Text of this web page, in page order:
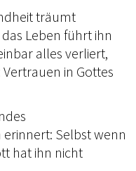
träumt
Leben führt ihn
alles verliert,
in Gottes
Selbst wenn
hat ihn nicht